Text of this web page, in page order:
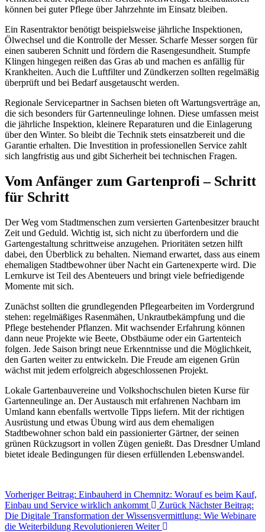
können bei guter Pflege über Jahrzehnte im Einsatz bleiben.
Ein Rasentraktor benötigt beispielsweise jährliche Inspektionen,
Ölwechsel und die Kontrolle der Messer. Scharfe Messer sorgen für
einen sauberen Schnitt und fördern die Rasengesundheit. Stumpfe
Klingen hingegen reißen das Gras ab und machen es anfällig für
Krankheiten. Auch die Luftfilter und Zündkerzen sollten regelmäßig
überprüft und bei Bedarf ausgetauscht werden.
Regionale Servicepartner in Sachsen bieten oft Wartungsverträge an,
die sich besonders für Gartenneulinge lohnen. Diese umfassen meist
die jährliche Inspektion, kleinere Reparaturen und die Einlagerung
über den Winter. So bleibt die Technik stets einsatzbereit und die
Garantie erhalten. Die Investition in professionellen Service zahlt
sich langfristig aus und gibt Sicherheit bei technischen Fragen.
Vom Anfänger zum Gartenprofi – Schritt
für Schritt
Der Weg vom Stadtmenschen zum versierten Gartenbesitzer braucht
Zeit und Geduld. Wichtig ist, sich nicht zu überfordern und die
Gartengestaltung schrittweise anzugehen. Prioritäten setzen hilft
dabei, den Überblick zu behalten. Niemand erwartet, dass aus einem
ehemaligen Stadtbewohner über Nacht ein Gartenexperte wird. Die
Lernkurve ist Teil des Abenteuers und bringt viele befriedigende
Momente mit sich.
Zunächst sollten die grundlegenden Pflegearbeiten im Vordergrund
stehen: regelmäßiges Rasenmähen, Unkrautbekämpfung und die
Pflege bestehender Pflanzen. Mit wachsender Erfahrung können
dann neue Projekte wie Beete, Obstbäume oder ein Gartenteich
folgen. Jede Saison bringt neue Erkenntnisse und die Möglichkeit,
den Garten weiter zu entwickeln. Die Freude am eigenen Grün
wächst mit jedem erfolgreich abgeschlossenen Projekt.
Lokale Gartenbauvereine und Volkshochschulen bieten Kurse für
Gartenneulinge an. Der Austausch mit erfahrenen Nachbarn im
Umland kann ebenfalls wertvolle Tipps liefern. Mit der richtigen
Ausrüstung und etwas Übung wird aus dem ehemaligen
Stadtbewohner schon bald ein passionierter Gärtner, der seinen
grünen Rückzugsort in vollen Zügen genießt. Das Dresdner Umland
bietet ideale Bedingungen für diesen erfüllenden Lebenswandel.
Vorheriger Beitrag: Einbauherd in Chemnitz: Worauf es beim Kauf,
Einbau und Service wirklich ankommt
Zurück Nächster Beitrag:
Die Digitale Transformation der Wissensvermittlung: Wie Webinare
die Weiterbildung Revolutionieren Weiter